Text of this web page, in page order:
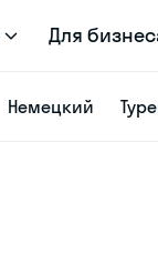
Для
Немецкий